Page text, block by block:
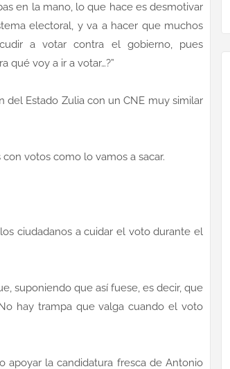
en la mano, lo que hace es desmotivar
electoral, y va a hacer que muchos
a votar contra el gobierno, pues
qué voy a ir a votar…?”
del Estado Zulia con un CNE muy similar
votos como lo vamos a sacar.
ciudadanos a cuidar el voto durante el
suponiendo que así fuese, es decir, que
hay trampa que valga cuando el voto
la candidatura fresca de Antonio